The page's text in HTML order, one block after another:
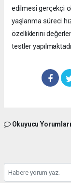
edilmesi gerçekçi
yaşlanma süreci
özelliklerini
testler
Okuyucu Yorumları